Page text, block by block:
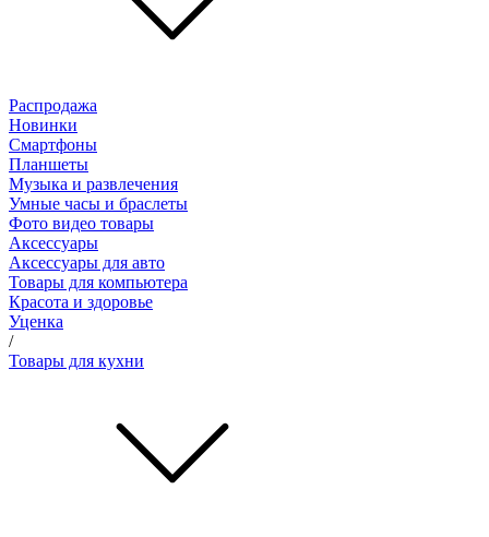
Распродажа
Новинки
Смартфоны
Планшеты
Музыка и развлечения
Умные часы и браслеты
Фото видео товары
Аксессуары
Аксессуары для авто
Товары для компьютера
Красота и здоровье
Уценка
/
Товары для кухни